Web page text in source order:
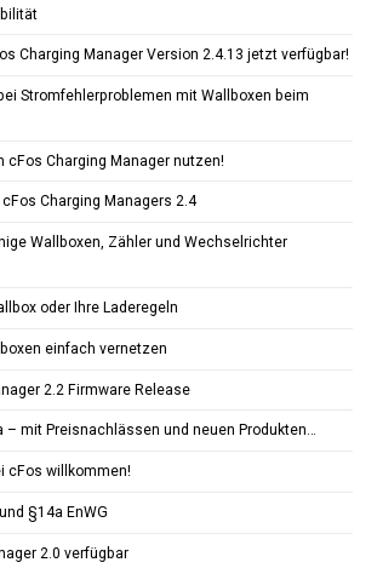
Charging Manager Version 2.4.13 jetzt verfügbar!
Stromfehlerproblemen mit Wallboxen beim
cFos Charging Manager nutzen!
Charging Managers 2.4
Wallboxen, Zähler und Wechselrichter
oder Ihre Laderegeln
einfach vernetzen
2.2 Firmware Release
– mit Preisnachlässen und neuen Produkten…
cFos willkommen!
§14a EnWG
2.0 verfügbar